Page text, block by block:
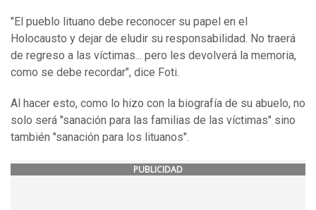
"El pueblo lituano debe reconocer su papel en el
Holocausto y dejar de eludir su responsabilidad. No traerá
de regreso a las víctimas... pero les devolverá la memoria,
como se debe recordar", dice Foti.
Al hacer esto, como lo hizo con la biografía de su abuelo, no
solo será "sanación para las familias de las víctimas" sino
también "sanación para los lituanos".
PUBLICIDAD